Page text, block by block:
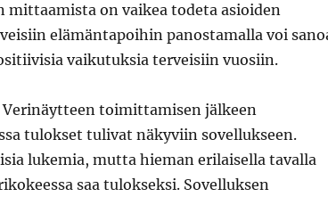
mittaamista on vaikea todeta asioiden
elämäntapoihin panostamalla voi
vaikutuksia terveisiin vuosiin.
toimittamisen jälkeen
tulokset tulivat näkyviin sovellukseen.
lukemia, mutta hieman erilaisella tavalla
saa tulokseksi. Sovelluksen